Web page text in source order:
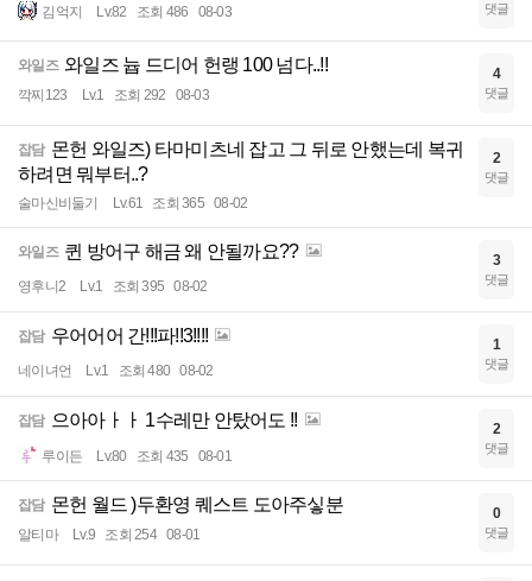
김억지 Lv.82 조회 486 08-03 댓글
와일즈 와일즈 늅 드디어 헌랭 100 넘다..!!
깍찌123 Lv.1 조회 292 08-03
4
댓글
잡담 몬헌 와일즈) 타마미츠네 잡고 그 뒤로 안했는데 복귀
하려면 뭐부터..?
술마신비둘기 Lv.61 조회 365 08-02
2
댓글
와일즈 퀸 방어구 해금 왜 안될까요??
영후니2 Lv.1 조회 395 08-02
3
댓글
잡담 우어어어 간!!!파!!3!!!!
네이녀언 Lv.1 조회 480 08-02
1
댓글
잡담 으아아ㅏㅏ 1수레만 안탔어도 !!
루이든 Lv.80 조회 435 08-01
2
댓글
잡담 몬헌 월드 )두환영 퀘스트 도아주싷분
알티마 Lv.9 조회 254 08-01
0
댓글